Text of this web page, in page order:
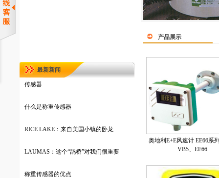
最新新闻
传感器
什么是称重传感器
RICE LAKE：来自美国小镇的卧龙
LAUMAS：这个“鹊桥”对我们很重要
称重传感器的优点
产品展示
奥地利E+E风速计 EE66系
VB5、EE66